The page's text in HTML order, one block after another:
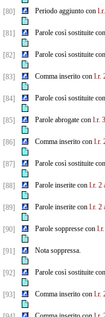
[80] Periodo aggiunto con
[81] Parole così sostituite con
[82] Parole così sostituite con
[83] Comma inserito con l.r.
[84] Parole così sostituite con
[85] Parole abrogate con l.r. 3
[86] Comma inserito con l.r.
[87] Parole così sostituite con
[88] Parole inserite con l.r. 2
[89] Parole inserite con l.r. 2
[90] Parole soppresse con
[91] Nota soppressa.
[92] Parole così sostituite con
[93] Comma inserito con l.r.